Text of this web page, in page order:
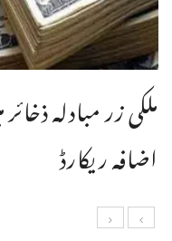
اضافہ ریکارڈ